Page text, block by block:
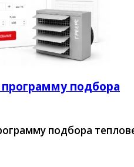
подбора
подбора